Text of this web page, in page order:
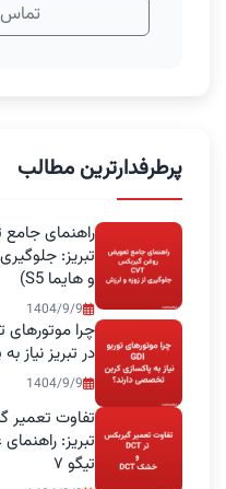
تماس
پرطرفدارترین مطالب
و هایما S5)
1404/9/9
در تبریز نیاز
1404/9/9
تیگو ۷